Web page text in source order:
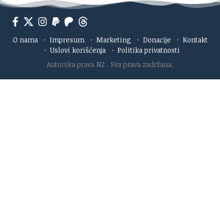
O nama · Impresum · Marketing · Donacije · Kontakt
· Uslovi korišćenja · Politika privatnosti
Autorska prava N2 . Sva prava zadržana.